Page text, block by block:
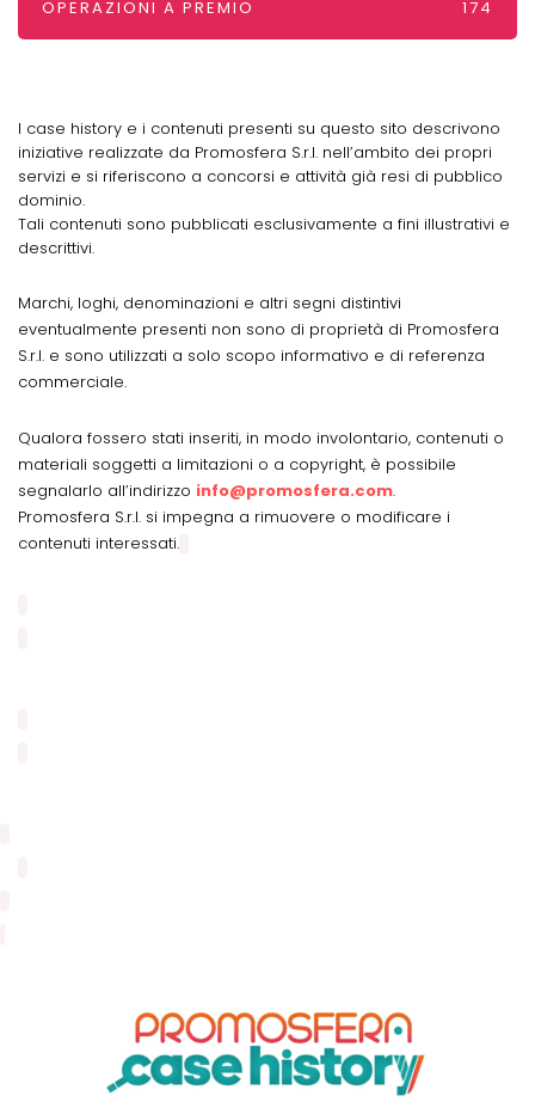
OPERAZIONI A PREMIO 174
I case history e i contenuti presenti su questo sito descrivono
iniziative realizzate da Promosfera S.r.l. nell’ambito dei propri
servizi e si riferiscono a concorsi e attività già resi di pubblico
dominio.
Tali contenuti sono pubblicati esclusivamente a fini illustrativi e
descrittivi.
Marchi, loghi, denominazioni e altri segni distintivi
eventualmente presenti non sono di proprietà di Promosfera
S.r.l. e sono utilizzati a solo scopo informativo e di referenza
commerciale.
Qualora fossero stati inseriti, in modo involontario, contenuti o
materiali soggetti a limitazioni o a copyright, è possibile
segnalarlo all’indirizzo info@promosfera.com.
Promosfera S.r.l. si impegna a rimuovere o modificare i
contenuti interessati.